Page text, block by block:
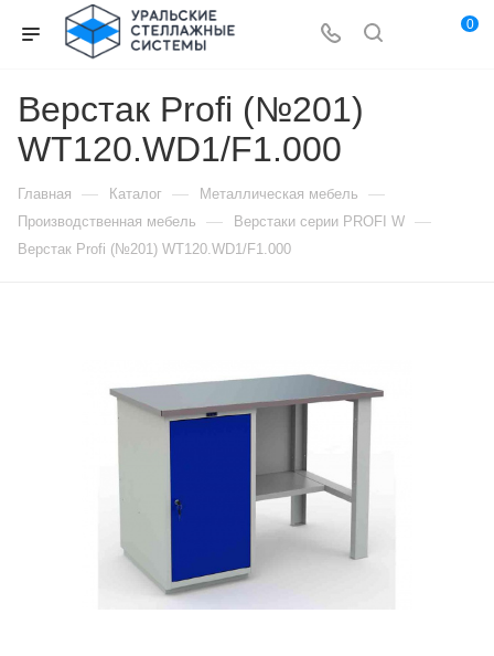
0
Верстак Profi (№201)
WT120.WD1/F1.000
Главная — Каталог — Металлическая мебель —
Производственная мебель — Верстаки серии PROFI W —
Верстак Profi (№201) WT120.WD1/F1.000